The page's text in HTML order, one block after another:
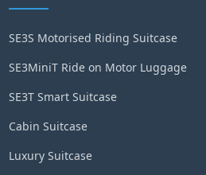
SE3S Motorised Riding Suitcase
SE3MiniT Ride on Motor Luggage
SE3T Smart Suitcase
Cabin Suitcase
Luxury Suitcase